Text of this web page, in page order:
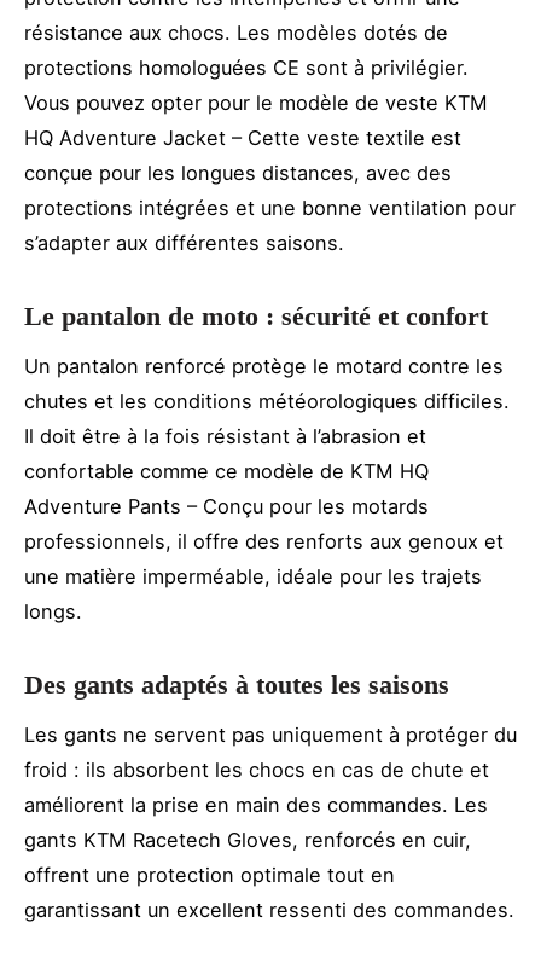
résistance aux chocs. Les modèles dotés de
protections homologuées CE sont à privilégier.
Vous pouvez opter pour le modèle de veste KTM
HQ Adventure Jacket – Cette veste textile est
conçue pour les longues distances, avec des
protections intégrées et une bonne ventilation pour
s’adapter aux différentes saisons.
Le pantalon de moto : sécurité et confort
Un pantalon renforcé protège le motard contre les
chutes et les conditions météorologiques difficiles.
Il doit être à la fois résistant à l’abrasion et
confortable comme ce modèle de KTM HQ
Adventure Pants – Conçu pour les motards
professionnels, il offre des renforts aux genoux et
une matière imperméable, idéale pour les trajets
longs.
Des gants adaptés à toutes les saisons
Les gants ne servent pas uniquement à protéger du
froid : ils absorbent les chocs en cas de chute et
améliorent la prise en main des commandes. Les
gants KTM Racetech Gloves, renforcés en cuir,
offrent une protection optimale tout en
garantissant un excellent ressenti des commandes.